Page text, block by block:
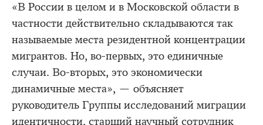
«В России в целом и в Московской области в
частности действительно складываются так
называемые места резидентной концентрации
мигрантов. Но, во-первых, это единичные
случаи. Во-вторых, это экономически
динамичные места», — объясняет
руководитель Группы исследований миграции
идентичности, старший научный сотрудник